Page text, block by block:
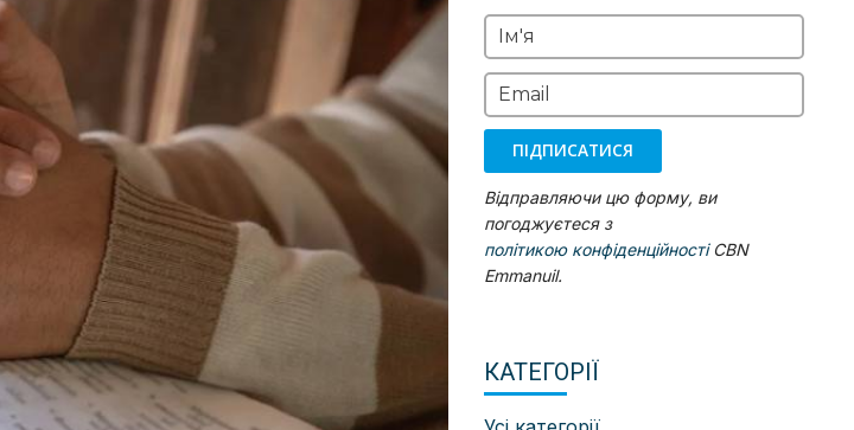
Ім'я
Email
ПІДПИСАТИСЯ
Відправляючи цю форму, ви
погоджуєтеся з
політикою конфіденційностіCBN
Emmanuil.
КАТЕГОРІЇ